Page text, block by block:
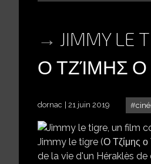
JIMMY LE
Ο ΤΖΊΜΗΣ Ο
dornac 21 juin 2019
Jimmy le tigre (Ο Τζίμης
de la vie d'un Héraklès